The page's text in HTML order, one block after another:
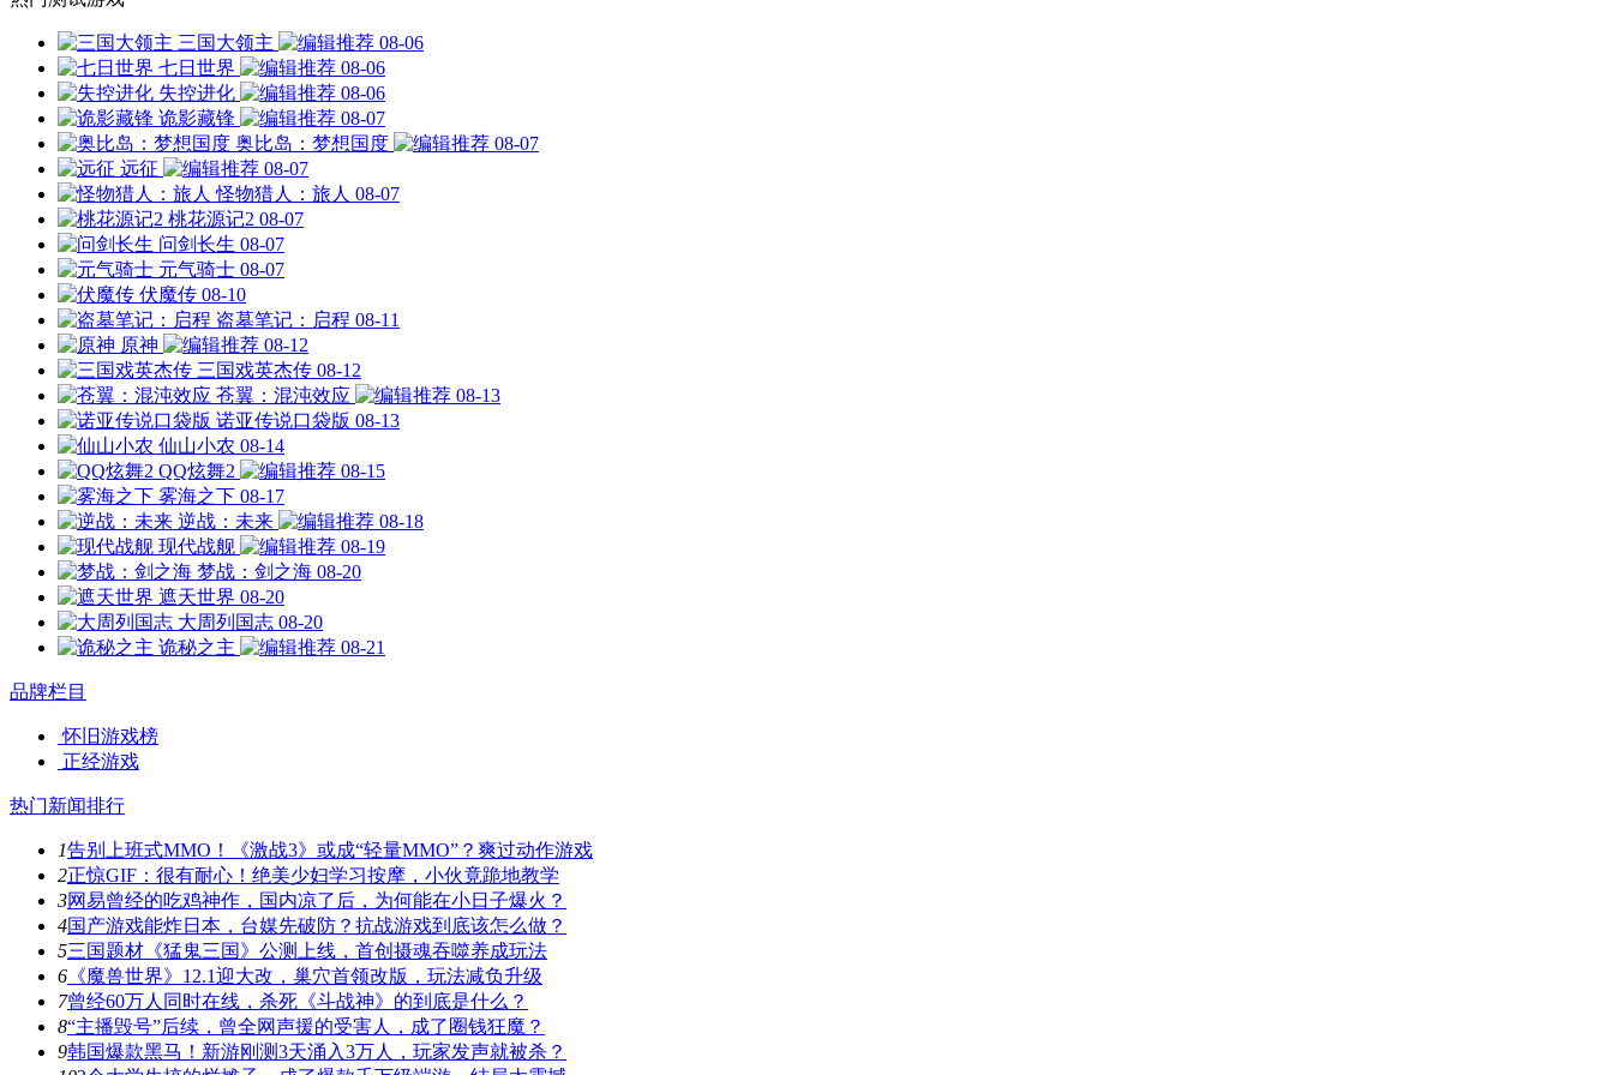
三国大领主
08-06
七日世界
08-06
失控进化
08-06
诡影藏锋
08-07
奥比岛：梦想国度
08-07
远征
08-07
怪物猎人：旅人 08-07
桃花源记2 08-07
问剑长生 08-07
元气骑士 08-07
伏魔传 08-10
盗墓笔记：启程 08-11
原神
08-12
三国戏英杰传 08-12
苍翼：混沌效应
08-13
诺亚传说口袋版 08-13
仙山小农 08-14
QQ炫舞2
08-15
雾海之下 08-17
逆战：未来
08-18
现代战舰
08-19
梦战：剑之海 08-20
遮天世界 08-20
大周列国志 08-20
诡秘之主
08-21
品牌栏目
怀旧游戏榜
正经游戏
热门新闻排行
1告别上班式MMO！《激战3》或成“轻量MMO”？爽过动作游戏
2正惊GIF：很有耐心！绝美少妇学习按摩，小伙竟跪地教学
3网易曾经的吃鸡神作，国内凉了后，为何能在小日子爆火？
4国产游戏能炸日本，台媒先破防？抗战游戏到底该怎么做？
5三国题材《猛鬼三国》公测上线，首创摄魂吞噬养成玩法
6 《魔兽世界》12.1迎大改，巢穴首领改版，玩法减负升级
7曾经60万人同时在线，杀死《斗战神》的到底是什么？
8“主播毁号”后续，曾全网声援的受害人，成了圈钱狂魔？
9韩国爆款黑马！新游刚测3天涌入3万人，玩家发声就被杀？